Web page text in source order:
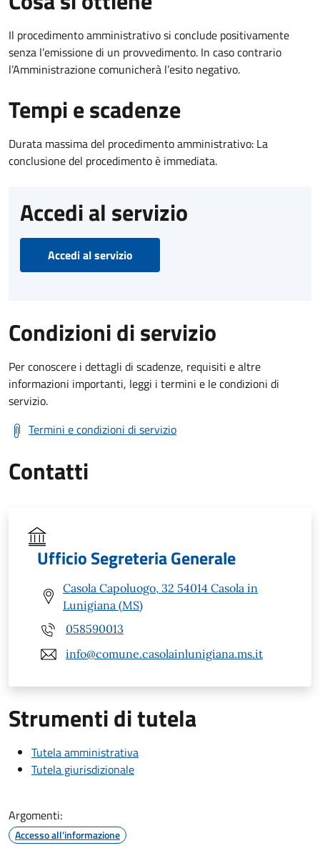
Il procedimento amministrativo si conclude positivamente
senza l’emissione di un provvedimento. In caso contrario
l’Amministrazione comunicherà l’esito negativo.
Tempi e scadenze
Durata massima del procedimento amministrativo: La
conclusione del procedimento è immediata.
Accedi al servizio
Accedi al servizio
Condizioni di servizio
Per conoscere i dettagli di scadenze, requisiti e altre
informazioni importanti, leggi i termini e le condizioni di
servizio.
Termini e condizioni di servizio
Contatti
Ufficio Segreteria Generale
Casola Capoluogo, 32 54014 Casola in
Lunigiana (MS)
058590013
info@comune.casolainlunigiana.ms.it
Strumenti di tutela
Tutela amministrativa
Tutela giurisdizionale
Argomenti:
Accesso all'informazione